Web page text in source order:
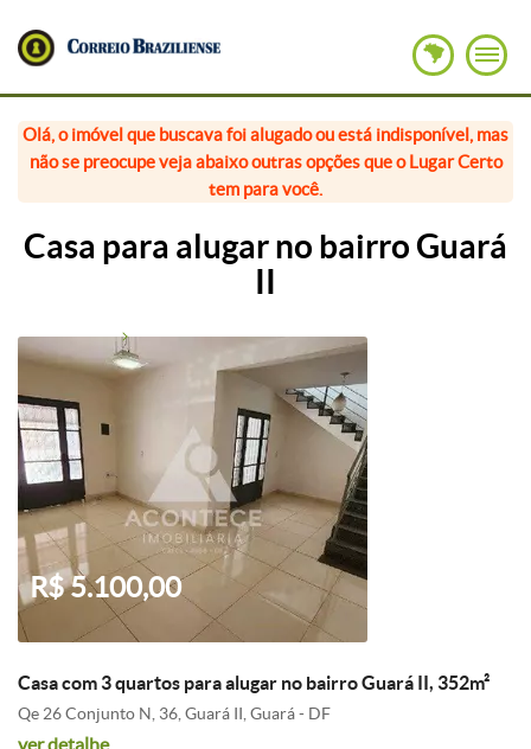
Olá, o imóvel que buscava foi alugado ou está indisponível, mas
não se preocupe veja abaixo outras opções que o Lugar Certo
tem para você.
Casa para alugar no bairro Guará
II
R$ 5.100,00
Casa com 3 quartos para alugar no bairro Guará II, 352m²
Qe 26 Conjunto N, 36, Guará II, Guará - DF
ver detalhe